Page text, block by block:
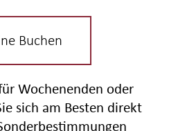
Buchen
Wochenenden oder
sich am Besten direkt